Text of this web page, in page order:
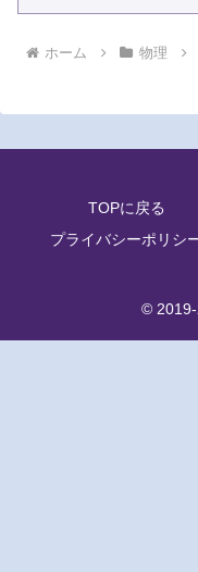
ホーム 物理
TOPに戻る
プライバシーポリシ
© 2019-